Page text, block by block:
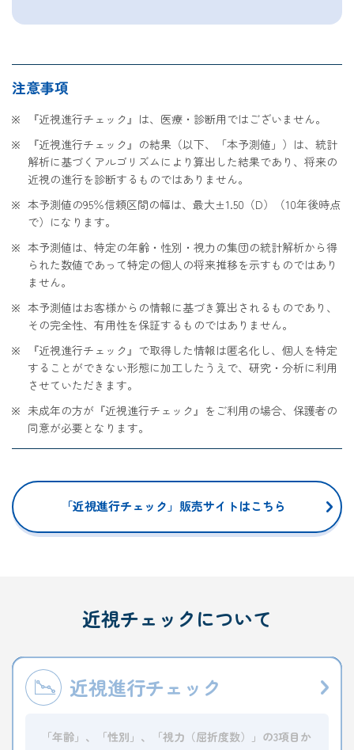
注意事項
『近視進行チェック』は、医療・診断用ではございません。
『近視進行チェック』の結果（以下、「本予測値」）は、統計
解析に基づくアルゴリズムにより算出した結果であり、将来の
近視の進行を診断するものではありません。
本予測値の95％信頼区間の幅は、最大±1.50（D）（10年後時点
で）になります。
本予測値は、特定の年齢・性別・視力の集団の統計解析から得
られた数値であって特定の個人の将来推移を示すものではあり
ません。
本予測値はお客様からの情報に基づき算出されるものであり、
その完全性、有用性を保証するものではありません。
『近視進行チェック』で取得した情報は匿名化し、個人を特定
することができない形態に加工したうえで、研究・分析に利用
させていただきます。
未成年の方が『近視進行チェック』をご利用の場合、保護者の
同意が必要となります。
「近視進行チェック」販売サイトはこちら
近視チェックについて
近視進行チェック
「年齢」、「性別」、「視力（屈折度数）」の3項目か